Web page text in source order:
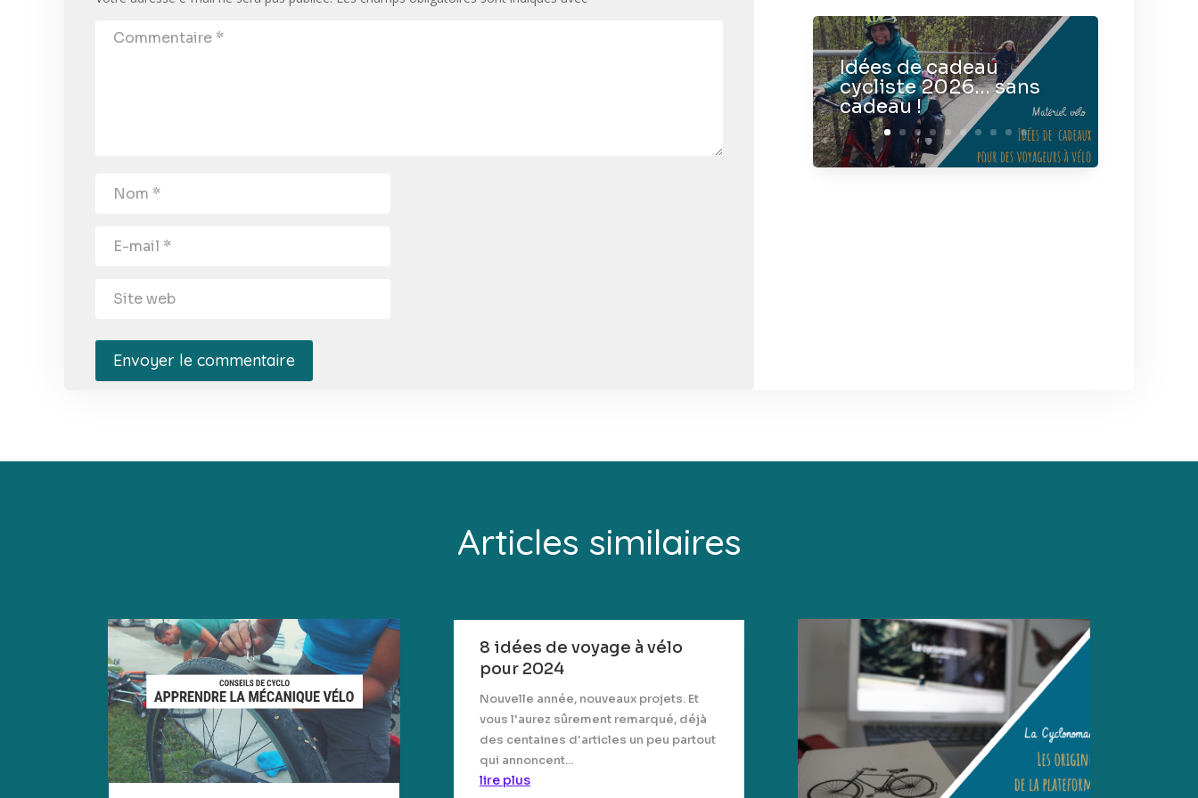
Envoyer le commentaire
Idées de cadeau
cycliste 2026… sans
cadeau !
Articles similaires
8 idées de voyage à vélo
pour 2024
Nouvelle année, nouveaux projets. Et
vous l'aurez sûrement remarqué, déjà
des centaines d'articles un peu partout
qui annoncent...
lire plus